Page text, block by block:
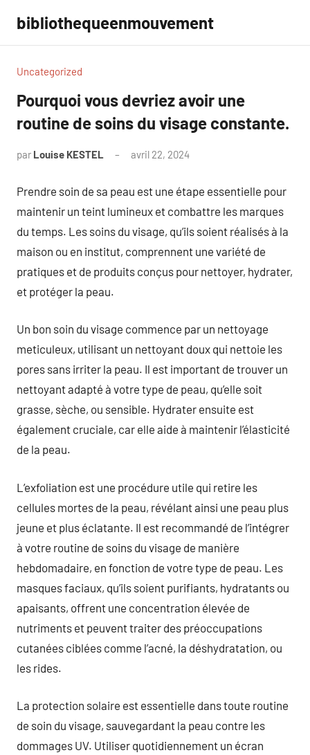
contenu
bibliothequeenmouvement
Uncategorized
Pourquoi vous devriez avoir une
routine de soins du visage constante.
par Louise KESTEL avril 22, 2024
Prendre soin de sa peau est une étape essentielle pour
maintenir un teint lumineux et combattre les marques
du temps. Les soins du visage, qu’ils soient réalisés à la
maison ou en institut, comprennent une variété de
pratiques et de produits conçus pour nettoyer, hydrater,
et protéger la peau.
Un bon soin du visage commence par un nettoyage
meticuleux, utilisant un nettoyant doux qui nettoie les
pores sans irriter la peau. Il est important de trouver un
nettoyant adapté à votre type de peau, qu’elle soit
grasse, sèche, ou sensible. Hydrater ensuite est
également cruciale, car elle aide à maintenir l’élasticité
de la peau.
L’exfoliation est une procédure utile qui retire les
cellules mortes de la peau, révélant ainsi une peau plus
jeune et plus éclatante. Il est recommandé de l’intégrer
à votre routine de soins du visage de manière
hebdomadaire, en fonction de votre type de peau. Les
masques faciaux, qu’ils soient purifiants, hydratants ou
apaisants, offrent une concentration élevée de
nutriments et peuvent traiter des préoccupations
cutanées ciblées comme l’acné, la déshydratation, ou
les rides.
La protection solaire est essentielle dans toute routine
de soin du visage, sauvegardant la peau contre les
dommages UV. Utiliser quotidiennement un écran